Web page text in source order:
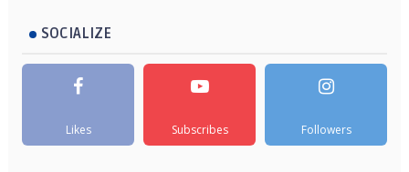
SOCIALIZE
Likes Subscribes Followers